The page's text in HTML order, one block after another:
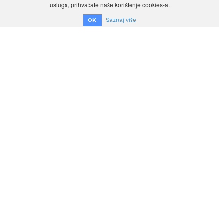
usluga, prihvaćate naše korištenje cookies-a.
OK Saznaj više